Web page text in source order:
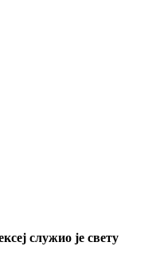
служио је свету